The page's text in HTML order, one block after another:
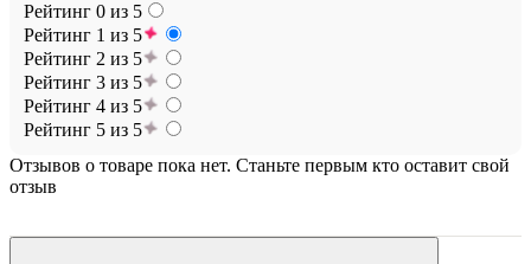
Рейтинг 0 из 5
Рейтинг 1 из 5
Рейтинг 2 из 5
Рейтинг 3 из 5
Рейтинг 4 из 5
Рейтинг 5 из 5
Отзывов о товаре пока нет. Станьте первым кто оставит свой
отзыв